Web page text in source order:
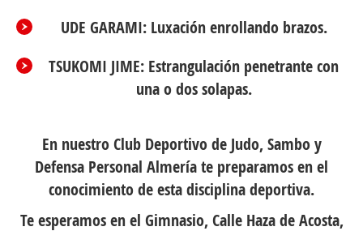
UDE GARAMI: Luxación enrollando brazos.
TSUKOMI JIME: Estrangulación penetrante con
una o dos solapas.
En nuestro Club Deportivo de Judo, Sambo y
Defensa Personal Almería te preparamos en el
conocimiento de esta disciplina deportiva.
Te esperamos en el Gimnasio, Calle Haza de Acosta,